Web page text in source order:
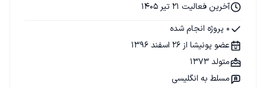
آخرین فعالیت 21 تیر 1405
0 پروژه انجام شده
عضو پونیشا از 26 اسفند 1396
متولد 1373
مسلط به انگلیسی